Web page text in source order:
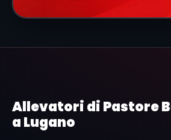
Allevatori di Pastore
a Lugano